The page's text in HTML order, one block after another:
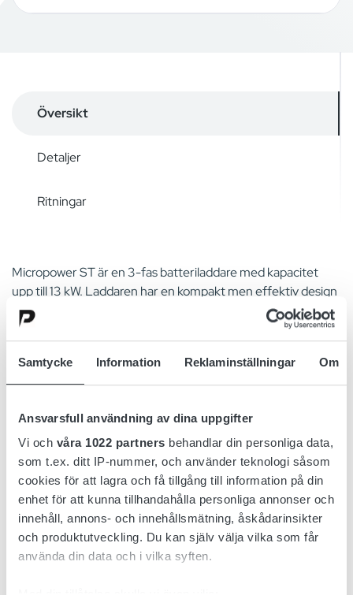
Samtycke Information Reklaminställningar Om
Ansvarsfull användning av dina uppgifter
Vi och våra 1022 partners behandlar din personliga data,
som t.ex. ditt IP-nummer, och använder teknologi såsom
cookies för att lagra och få tillgång till information på din
enhet för att kunna tillhandahålla personliga annonser och
innehåll, annons- och innehållsmätning, åskådarinsikter
och produktutveckling. Du kan själv välja vilka som får
använda din data och i vilka syften.
Översikt
Detaljer
Ritningar
Micropower ST är en 3-fas batteriladdare med kapacitet
upp till 13 kW. Laddaren har en kompakt men effektiv design
och fungerar som en fristående enhet som kan
väggmonteras.
Micropower ST har ett intuitivt, användarvänligt gränssnitt
designat med operatörer i åtanke. Den är lätt att känna igen
minimera risken för felanvändning.
Laddaren är lätt och snabb att installera, med ett
förmonterat väggfäste och ett nyckelhål ovanpå för enkel
montering. Den monteras med en sladdlös skruvmejsel.
Dessutom ingår kabelhållare för väggmontering, vilket
eliminerar behovet av ytterligare inköp eller
installationskostnader. Installationen minskar potentiella